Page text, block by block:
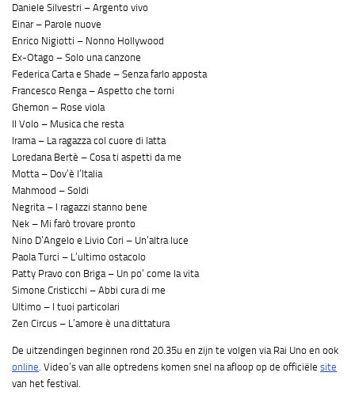
Daniele Silvestri – Argento vivo
Einar – Parole nuove
Enrico Nigiotti – Nonno Hollywood
Ex-Otago – Solo una canzone
Federica Carta e Shade – Senza farlo apposta
Francesco Renga – Aspetto che torni
Ghemon – Rose viola
Il Volo – Musica che resta
Irama – La ragazza col cuore di latta
Loredana Bertè – Cosa ti aspetti da me
Motta – Dov’è l’Italia
Mahmood – Soldi
Negrita – I ragazzi stanno bene
Nek – Mi farò trovare pronto
Nino D’Angelo e Livio Cori – Un’altra luce
Paola Turci – L’ultimo ostacolo
Patty Pravo con Briga – Un po’ come la vita
Simone Cristicchi – Abbi cura di me
Ultimo – I tuoi particolari
Zen Circus – L’amore è una dittatura
De uitzendingen beginnen rond 20.35u en zijn te volgen via Rai Uno en ook
online. Video’s van alle optredens komen snel na afloop op de officiële site
van het festival.